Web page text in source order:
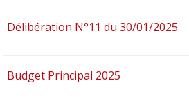
Délibération N°11 du 30/01/2025
Budget Principal 2025